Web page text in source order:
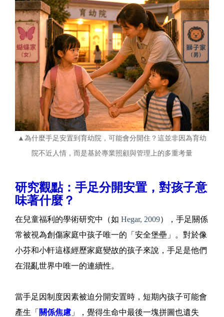
▲為什麼手足安置到育幼院，可能會分開住？這並非因為育幼
院不近人情，而是基於專業照顧與管理上的多重考量
研究觀點：手足分開安置，對孩子意
味著什麼？
在兒童福利的學術研究中（如 Hegar, 2009），手足關係
常被視為創傷家庭中孩子唯一的「安全堡壘」。對於像
小芬和小軒這樣經歷家庭變故的孩子來說，手足是他們
在混亂世界中唯一的連續性。
當手足因制度因素被迫分開安置時，短期內孩子可能會
產生「 關係焦慮 」，覺得生命中最後一塊拼圖也遺失